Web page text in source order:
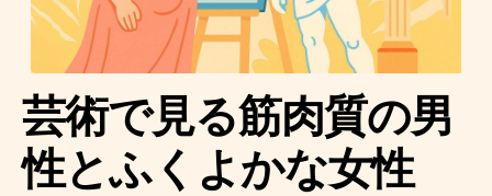
芸術で見る筋肉質の男
性とふくよかな女性